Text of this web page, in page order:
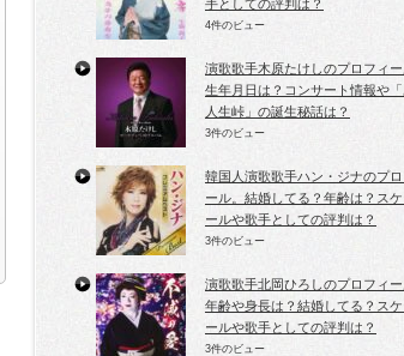
手としての評判は？
4件のビュー
演歌歌手木原たけしのプロフィー
生年月日は？コンサート情報や
人生峠」の誕生秘話は？
3件のビュー
韓国人演歌歌手ハン・ジナのプロ
ール。結婚してる？年齢は？スケ
ールや歌手としての評判は？
3件のビュー
演歌歌手北岡ひろしのプロフィー
年齢や身長は？結婚してる？スケ
ールや歌手としての評判は？
3件のビュー